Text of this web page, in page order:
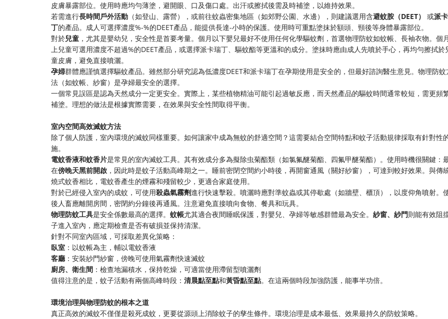
皮膚暴露部位。使用時應均勻薄塗，避開眼、口及傷口處。出汗或擦拭後需及時補塗，以維持效果。
若需進行長時間戶外活動 （如登山、露營），或前往蚊蟲密集地區（如郊野公園、水邊），則建議選用含避蚊胺（DEET） 或派
丁的產品。成人可選擇濃度%-%的DEET產品，能提供長達-小時的保護。使用時可重點塗抹於額頭、頸後等身體暴露部位。
對於兒童 ，尤其是嬰幼兒，安全性是首要考量。個月以下嬰兒最好不使用任何化學驅蚊劑，首選物理防蚊如蚊帳、長袖衣物。個
上兒童可選用濃度不超過%的DEET產品，或選擇派卡瑞丁、驅蚊酯等更溫和的成分。塗抹時應由成人先噴於手心，再均勻擦拭於
童皮膚，避免直接噴灑。
孕婦群體應謹慎選擇驅蚊產品。雖然部分研究認為低濃度DEET和派卡瑞丁在孕期使用是安全的，但最好諮詢醫生意見。物理防蚊
法（如蚊帳、紗窗）是孕婦最安全的選擇。
一個常見誤區是認為天然成分一定更安全。實際上，某些植物精油可能引起過敏反應，而天然產品的驅蚊時間通常較短，需更頻
補塗。理想的做法是根據實際需要，在效果與安全性間取得平衡。
室內空間高效滅蚊方法
除了個人防護，室內環境的滅蚊同樣重要。如何讓家中成為無蚊的舒適空間？這需要結合空間特點和蚊子活動規律採取有針對性
施。
電蚊香液和蚊香片是常見的室內滅蚊工具。其有效成分多為擬除虫菊酯類（如氯氟醚菊酯、四氟甲醚菊酯）。使用時機很關鍵：
在傍晚天黑前開啟 ，因此時是蚊子活動高峰期之一。睡前密閉空間約小時後，再開窗通風（關好紗窗），可達到較好效果。與傳
燒式蚊香相比，電蚊香產生的煙霧和殘留較少，更適合家庭使用。
對於已經侵入室內的成蚊，可使用殺蟲氣霧劑進行快速擊殺。噴灑時應對準蚊蟲或其停歇處（如牆壁、櫃頂），以度仰角噴射。
後人畜應離開房間，密閉約分鐘後再通風。注意避免直接噴向食物、餐具和玩具。
物理防蚊工具是安全係數最高的選擇。 蚊帳尤其適合夜間睡眠保護，對嬰兒、孕婦等敏感群體最為安全。 紗窗、紗門則能有效阻
子進入室內，應定期檢查是否有破損並保持清潔。
針對不同室內區域，可採取差異化策略：
臥室 ：以蚊帳為主，輔以電蚊香液
客廳：安裝紗門紗窗，傍晚可使用氣霧劑快速滅蚊
廚房、衛生間 ：檢查地漏積水，保持乾燥，可適當使用滯留型噴灑劑
值得注意的是，蚊子活動有兩個高峰時段： 清晨點至點和黃昏點至點。在這兩個時段加強防護，能事半功倍。
環境治理與物理防蚊的根本之道
真正高效的滅蚊不僅僅是殺死成蚊，更要從源頭上消除蚊子的孳生條件。環境治理是成本最低、效果最持久的防蚊策略。